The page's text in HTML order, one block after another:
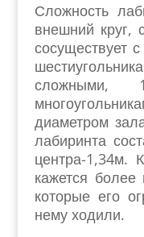
Сложность
внешний круг,
сосуществует
сложными,
диаметром
лабиринта
центра-1,34м.
кажется
которые его
нему ходили.